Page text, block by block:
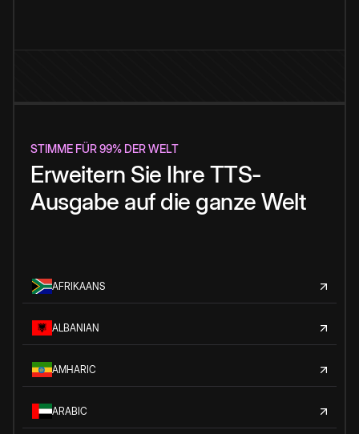
STIMME FÜR 99% DER WELT
Erweitern Sie Ihre TTS-
Ausgabe auf die ganze Welt
AFRIKAANS
ALBANIAN
AMHARIC
ARABIC